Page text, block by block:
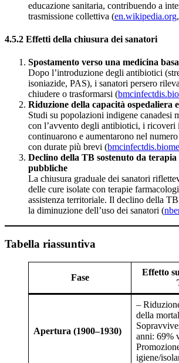
educazione sanitaria, contribuendo a
trasmissione collettiva (en.wikipedia.org,
4.5.2 Effetti della chiusura dei sanatori
Spostamento verso una medicina
Dopo l’introduzione degli antibiotici
isoniazide, PAS), i sanatori persero
chiudere o trasformarsi (
Riduzione della capacità ospedaliera
Studi su popolazioni indigene canadesi
con l’avvento degli antibiotici, i ricoveri
continuarono e aumentarono nel
con durate più brevi (
Declino della TB sostenuto da
pubbliche
La chiusura graduale dei sanatori
delle cure isolate con terapie
assistenza territoriale. Il declino della
la diminuzione dell’uso dei sanatori (
Tabella riassuntiva
Fase
Effetto
Apertura (1900–1930)
–
della
anni: 69%
igiene/